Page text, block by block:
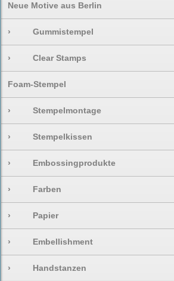
Neue Motive aus Berlin
› Gummistempel
› Clear Stamps
Foam-Stempel
› Stempelmontage
› Stempelkissen
› Embossingprodukte
› Farben
› Papier
› Embellishment
› Handstanzen